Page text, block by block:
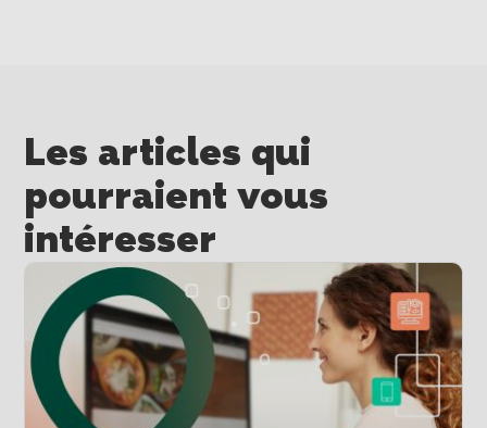
Les articles qui
pourraient vous
intéresser